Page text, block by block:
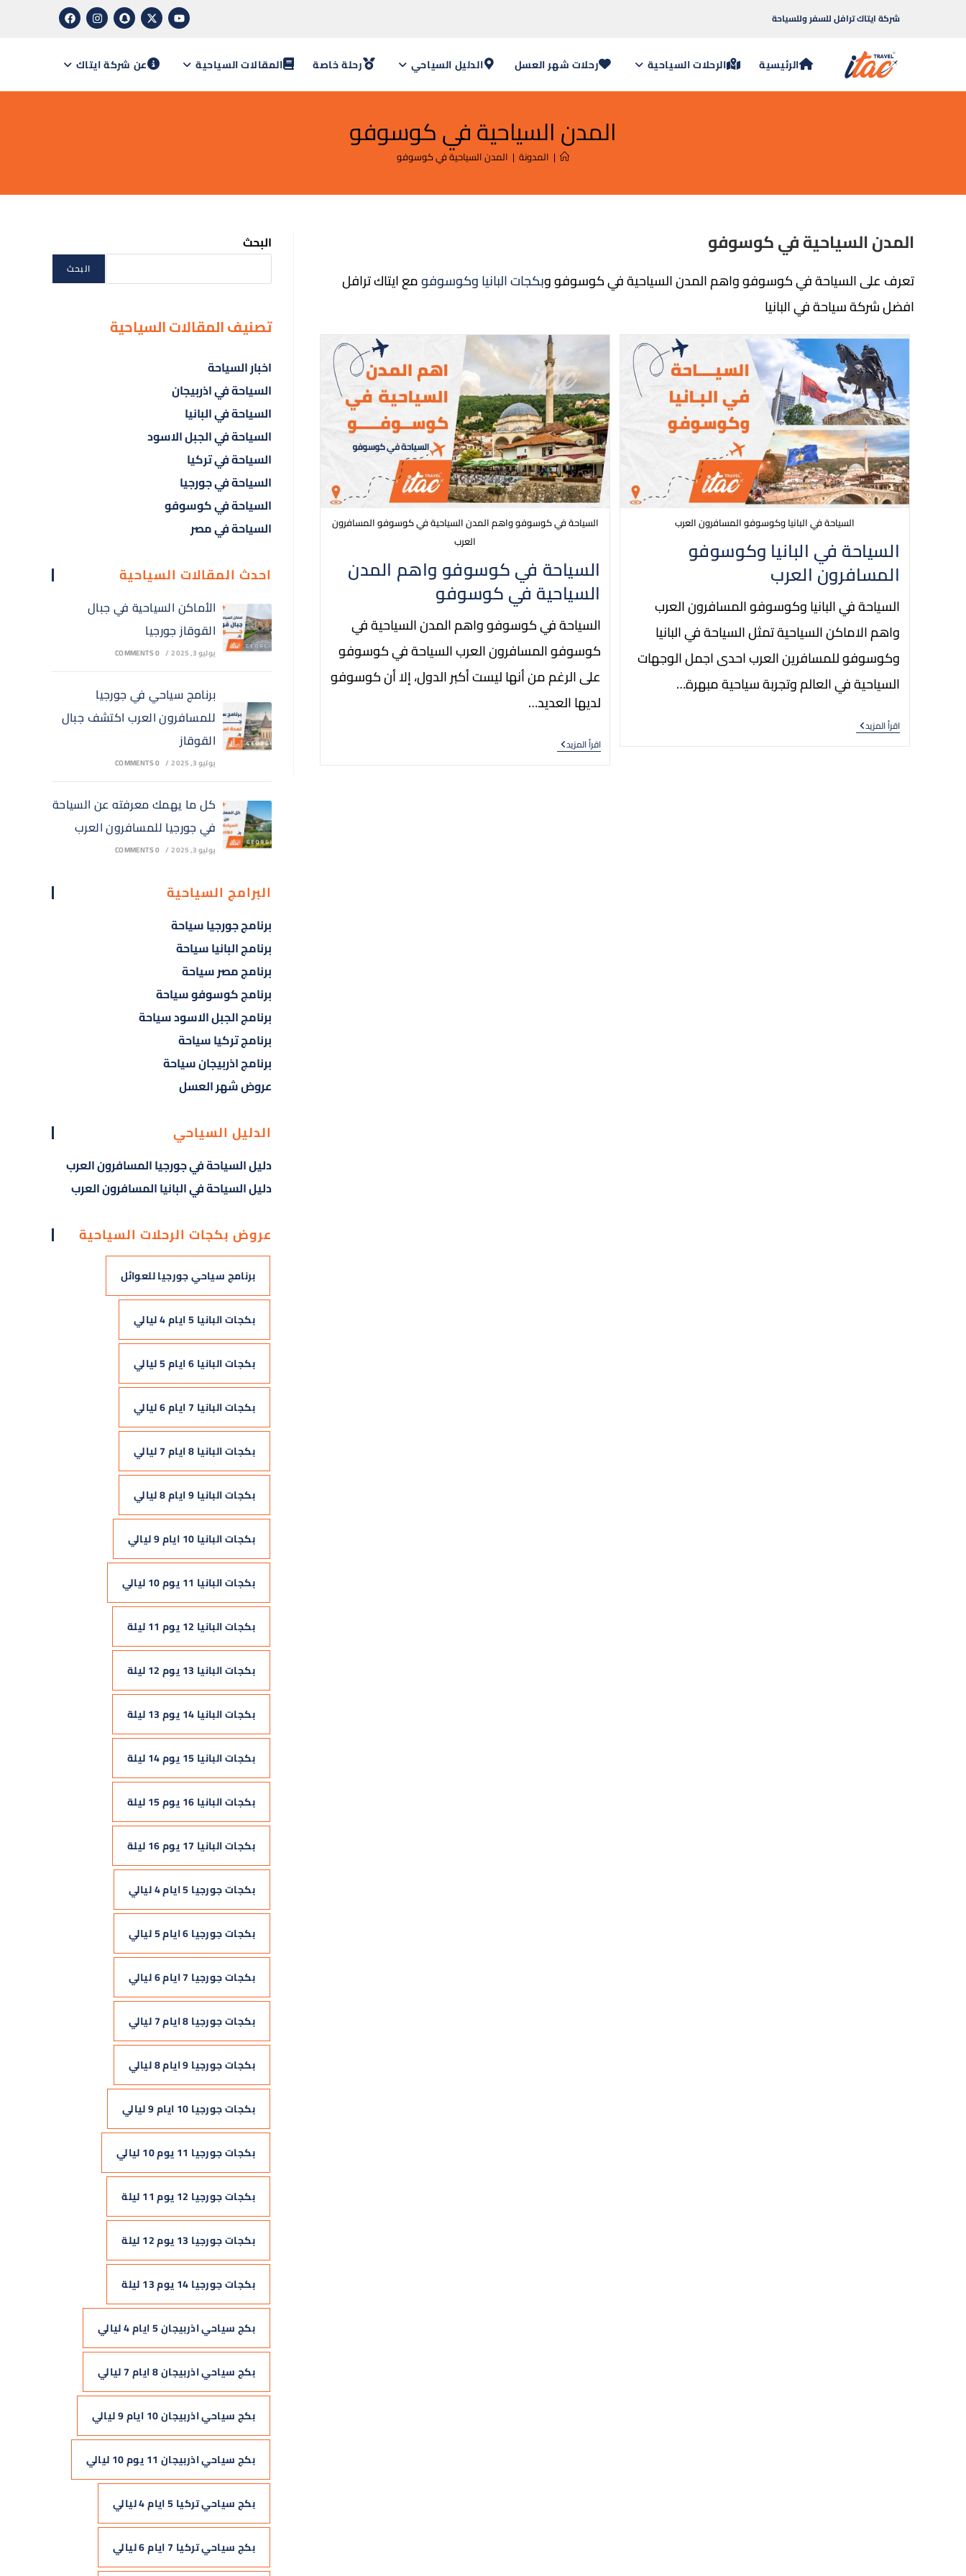
شركة ايتاك ترافل للسفر وللسياحة
عن شركة ايتاك المقالات السياحية رحلة خاصة الدليل السياحي رحلات شهر العسل الرحلات السياحية الرئيسية
المدن السياحية في كوسوفو
| المدونة | المدن السياحية في كوسوفو
المدن السياحية في كوسوفو
تعرف على السياحة في كوسوفو واهم المدن السياحية في كوسوفو وبكجات البانيا وكوسوفومع ايتاك ترافل
افضل شركة سياحة في البانيا
السياحة في البانيا وكوسوفو المسافرون العرب
السياحة في البانيا وكوسوفو
المسافرون العرب
السياحة في البانيا وكوسوفو المسافرون العرب
واهم الاماكن السياحية تمثل السياحة في البانيا
وكوسوفو للمسافرين العرب احدى اجمل الوجهات
السياحية في العالم وتجربة سياحية مبهرة…
اقرأ المزيد
السياحة في كوسوفو واهم المدن السياحية في كوسوفو المسافرون
العرب
السياحة في كوسوفو واهم المدن
السياحية في كوسوفو
السياحة في كوسوفو واهم المدن السياحية في
كوسوفو المسافرون العرب السياحة في كوسوفو
على الرغم من أنها ليست أكبر الدول، إلا أن كوسوفو
لديها العديد…
اقرأ المزيد
البحث
البحث
تصنيف المقالات السياحية
اخبار السياحة
السياحة في اذربيجان
السياحة في البانيا
السياحة في الجبل الاسود
السياحة في تركيا
السياحة في جورجيا
السياحة في كوسوفو
السياحة في مصر
احدث المقالات السياحية
الأماكن السياحية في جبال
القوقاز جورجيا
يوليو 3, 2025 /
0 COMMENTS
برنامج سياحي في جورجيا
للمسافرون العرب اكتشف جبال
القوقاز
يوليو 3, 2025 /
0 COMMENTS
كل ما يهمك معرفته عن السياحة
في جورجيا للمسافرون العرب
يوليو 3, 2025 /
0 COMMENTS
البرامج السياحية
برنامج جورجيا سياحة
برنامج البانيا سياحة
برنامج مصر سياحة
برنامج كوسوفو سياحة
برنامج الجبل الاسود سياحة
برنامج تركيا سياحة
برنامج اذربيجان سياحة
عروض شهر العسل
الدليل السياحي
دليل السياحة في جورجيا المسافرون العرب
دليل السياحة في البانيا المسافرون العرب
عروض بكجات الرحلات السياحية
برنامج سياحي جورجيا للعوائل
بكجات البانيا 5 ايام 4 ليالي
بكجات البانيا 6 ايام 5 ليالي
بكجات البانيا 7 ايام 6 ليالي
بكجات البانيا 8 ايام 7 ليالي
بكجات البانيا 9 ايام 8 ليالي
بكجات البانيا 10 ايام 9 ليالي
بكجات البانيا 11 يوم 10 ليالي
بكجات البانيا 12 يوم 11 ليلة
بكجات البانيا 13 يوم 12 ليلة
بكجات البانيا 14 يوم 13 ليلة
بكجات البانيا 15 يوم 14 ليلة
بكجات البانيا 16 يوم 15 ليلة
بكجات البانيا 17 يوم 16 ليلة
بكجات جورجيا 5 ايام 4 ليالي
بكجات جورجيا 6 ايام 5 ليالي
بكجات جورجيا 7 ايام 6 ليالي
بكجات جورجيا 8 ايام 7 ليالي
بكجات جورجيا 9 ايام 8 ليالي
بكجات جورجيا 10 ايام 9 ليالي
بكجات جورجيا 11 يوم 10 ليالي
بكجات جورجيا 12 يوم 11 ليلة
بكجات جورجيا 13 يوم 12 ليلة
بكجات جورجيا 14 يوم 13 ليلة
بكج سياحي اذربيجان 5 ايام 4 ليالي
بكج سياحي اذربيجان 8 ايام 7 ليالي
بكج سياحي اذربيجان 10 ايام 9 ليالي
بكج سياحي اذربيجان 11 يوم 10 ليالي
بكج سياحي تركيا 5 ايام 4 ليالي
بكج سياحي تركيا 7 ايام 6 ليالي